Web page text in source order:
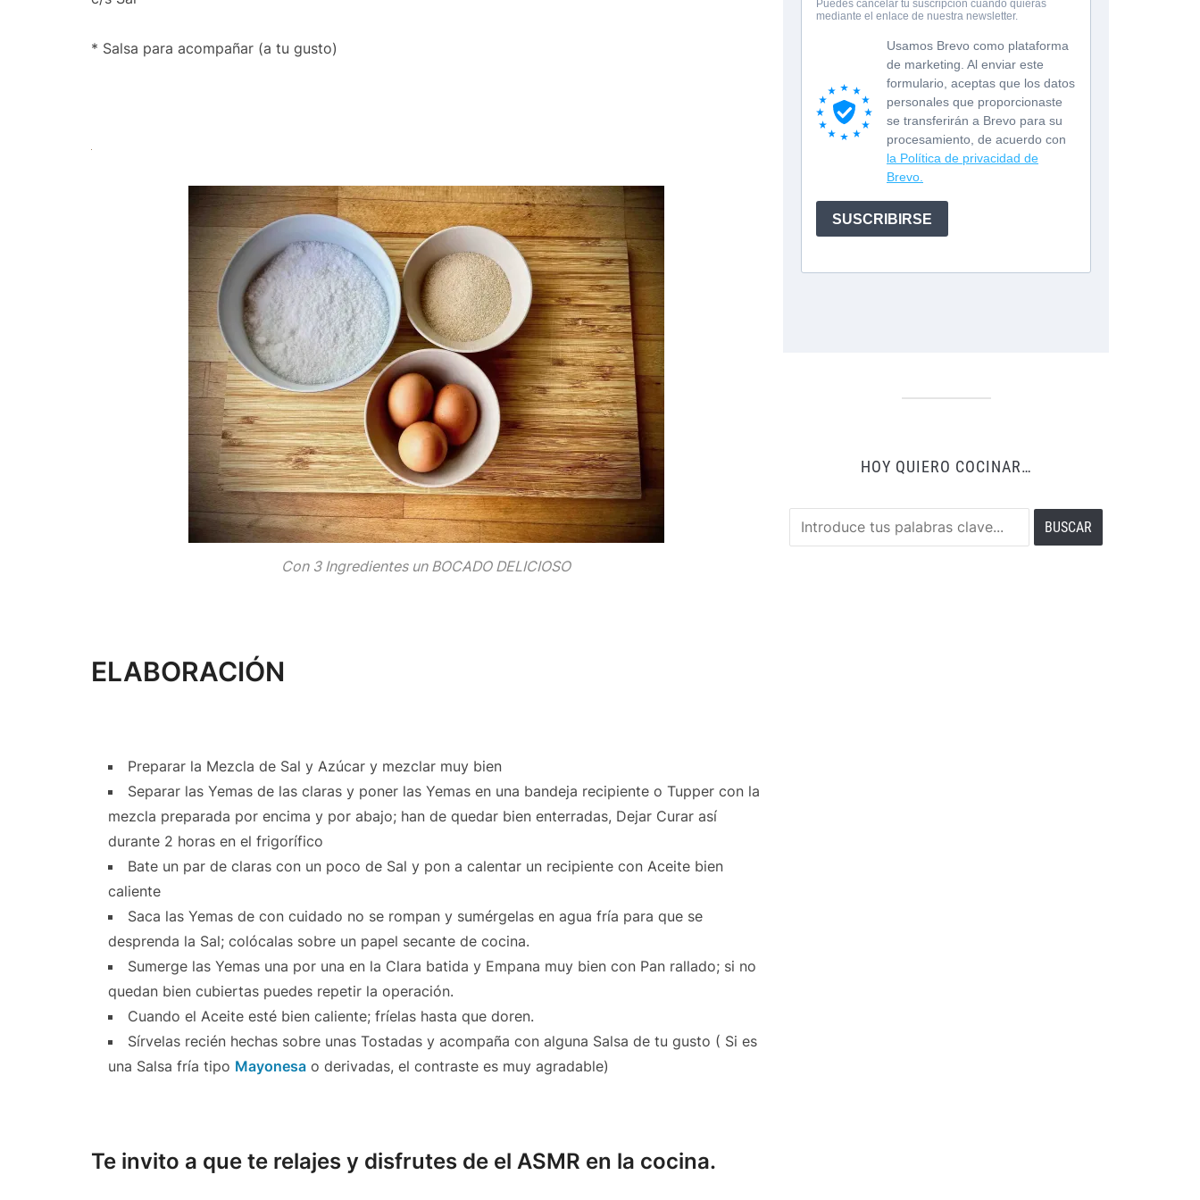
* Salsa para acompañar (a tu gusto)
Con 3 Ingredientes un BOCADO DELICIOSO
ELABORACIÓN
Preparar la Mezcla de Sal y Azúcar y mezclar muy bien
Separar las Yemas de las claras y poner las Yemas en una bandeja recipiente o Tupper con la
mezcla preparada por encima y por abajo; han de quedar bien enterradas, Dejar Curar así
durante 2 horas en el frigorífico
Bate un par de claras con un poco de Sal y pon a calentar un recipiente con Aceite bien
caliente
Saca las Yemas de con cuidado no se rompan y sumérgelas en agua fría para que se
desprenda la Sal; colócalas sobre un papel secante de cocina.
Sumerge las Yemas una por una en la Clara batida y Empana muy bien con Pan rallado; si no
quedan bien cubiertas puedes repetir la operación.
Cuando el Aceite esté bien caliente; fríelas hasta que doren.
Sírvelas recién hechas sobre unas Tostadas y acompaña con alguna Salsa de tu gusto ( Si es
una Salsa fría tipo Mayonesa o derivadas, el contraste es muy agradable)
Te invito a que te relajes y disfrutes de el ASMR en la cocina.
HOY QUIERO COCINAR…